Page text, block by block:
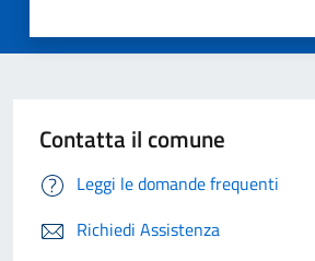
Contatta il comune
Leggi le domande frequenti
Richiedi Assistenza